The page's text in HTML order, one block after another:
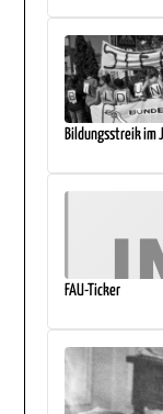
Bildungsstreik im
FAU-Ticker